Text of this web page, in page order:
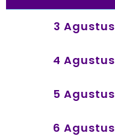
3 Agustus
4 Agustus
5 Agustus
6 Agustus